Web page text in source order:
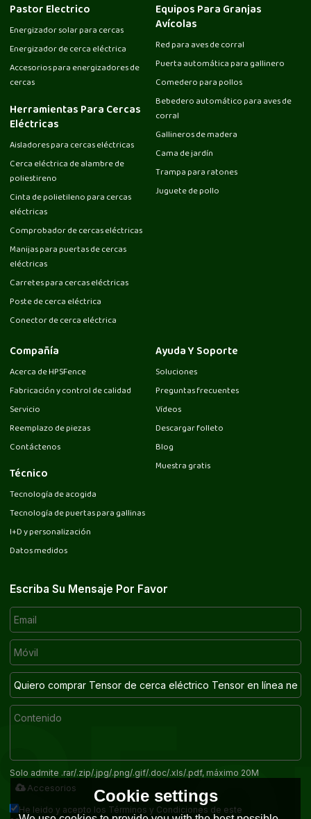
Pastor Electrico
Energizador solar para cercas
Energizador de cerca eléctrica
Accesorios para energizadores de
cercas
Herramientas Para Cercas
Eléctricas
Aisladores para cercas eléctricas
Cerca eléctrica de alambre de
poliestireno
Cinta de polietileno para cercas
eléctricas
Comprobador de cercas eléctricas
Manijas para puertas de cercas
eléctricas
Carretes para cercas eléctricas
Poste de cerca eléctrica
Conector de cerca eléctrica
Equipos Para Granjas
Avícolas
Red para aves de corral
Puerta automática para gallinero
Comedero para pollos
Bebedero automático para aves de
corral
Gallineros de madera
Cama de jardín
Trampa para ratones
Juguete de pollo
Compañía
Acerca de HPSFence
Fabricación y control de calidad
Servicio
Reemplazo de piezas
Contáctenos
Técnico
Tecnología de acogida
Tecnología de puertas para gallinas
I+D y personalización
Datos medidos
Ayuda Y Soporte
Soluciones
Preguntas frecuentes
Vídeos
Descargar folleto
Blog
Muestra gratis
Escriba Su Mensaje Por Favor
Solo admite .rar/.zip/.jpg/.png/.gif/.doc/.xls/.pdf, máximo 20M
Accesorios
He leido y acepto los Términos y Condiciones de este
Cookie settings